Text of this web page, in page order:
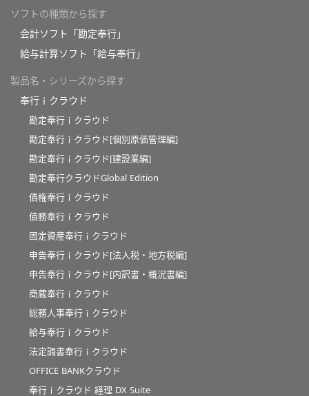
ソフトの種類から探す
会計ソフト「勘定奉行」
給与計算ソフト「給与奉行」
製品名・シリーズから探す
奉行ｉクラウド
勘定奉行ｉクラウド
勘定奉行ｉクラウド[個別原価管理編]
勘定奉行ｉクラウド[建設業編]
勘定奉行クラウドGlobal Edition
債権奉行ｉクラウド
債務奉行ｉクラウド
固定資産奉行ｉクラウド
申告奉行ｉクラウド[法人税・地方税編]
申告奉行ｉクラウド[内訳書・概況書編]
商蔵奉行ｉクラウド
総務人事奉行ｉクラウド
給与奉行ｉクラウド
法定調書奉行ｉクラウド
OFFICE BANKクラウド
奉行ｉクラウド 経理 DX Suite